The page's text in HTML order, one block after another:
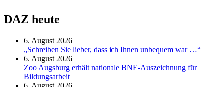
DAZ heute
6. August 2026
„Schreiben Sie lieber, dass ich Ihnen unbequem war …“
6. August 2026
Zoo Augsburg erhält nationale BNE-Auszeichnung für
Bildungsarbeit